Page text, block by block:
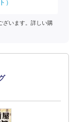
）
ざいます。詳しい購